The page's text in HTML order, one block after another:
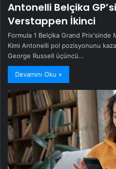
Antonelli Belçika
Verstappen İkinci
Formula 1 Belçika Grand Prix'sinde
Kimi Antonelli pol pozisyonunu
George Russell üçüncü…
Devamını Oku »